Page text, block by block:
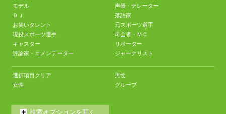
モデル
声優・ナレーター
ＤＪ
落語家
お笑いタレント
元スポーツ選手
現役スポーツ選手
司会者・ＭＣ
キャスター
リポーター
評論家・コメンテーター
ジャーナリスト
選択項目クリア
男性
女性
グループ
検索オプションを開く